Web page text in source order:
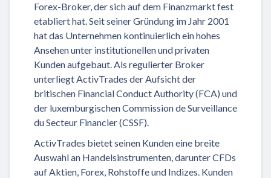
Forex-Broker, der sich auf dem Finanzmarkt fest
etabliert hat. Seit seiner Gründung im Jahr 2001
hat das Unternehmen kontinuierlich ein hohes
Ansehen unter institutionellen und privaten
Kunden aufgebaut. Als regulierter Broker
unterliegt ActivTrades der Aufsicht der
britischen Financial Conduct Authority (FCA) und
der luxemburgischen Commission de Surveillance
du Secteur Financier (CSSF).
ActivTrades bietet seinen Kunden eine breite
Auswahl an Handelsinstrumenten, darunter CFDs
auf Aktien, Forex, Rohstoffe und Indizes. Kunden